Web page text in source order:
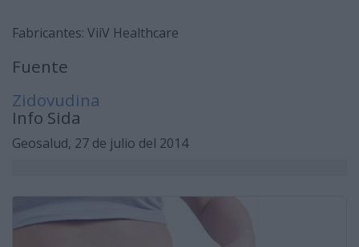
Fabricantes: ViiV Healthcare
Fuente
Zidovudina
Info Sida
Geosalud, 27 de julio del 2014